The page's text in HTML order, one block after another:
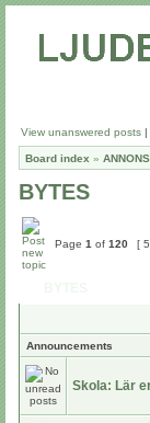
View unanswered posts |
Board index »
BYTES
Page 1 of 120 [
Announcements
Skola: Lär